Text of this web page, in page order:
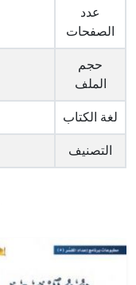
عدد
الصفحات
حجم
الملف
لغة الكتاب
التصنيف